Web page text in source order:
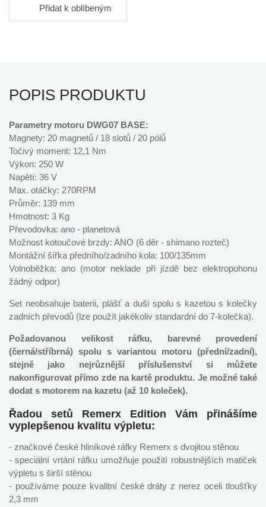
Přidat k oblíbeným
POPIS PRODUKTU
Parametry motoru DWG07 BASE:
Magnety: 20 magnetů / 18 slotů / 20 pólů
Točivý moment: 12,1 Nm
Výkon: 250 W
Napětí: 36 V
Max. otáčky: 270RPM
Průměr: 139 mm
Hmotnost: 3 Kg
Převodovka: ano - planetová
Možnost kotoučové brzdy: ANO (6 děr - shimano rozteč)
Montážní šířka předního/zadního kola: 100/135mm
Volnoběžka: ano (motor neklade při jízdě bez elektropohonu
žádný odpor)
Set neobsahuje baterii, plášť a duši spolu s kazetou s kolečky
zadních převodů (lze použít jakékoliv standardní do 7-kolečka).
Požadovanou velikost ráfku, barevné provedení
(černá/stříbrná) spolu s variantou motoru (přední/zadní),
stejně jako nejrůznější příslušenství si můžete
nakonfigurovat přímo zde na kartě produktu. Je možné také
dodat s motorem na kazetu (až 10 koleček).
Řadou setů Remerx Edition Vám přinášíme
vyplepšenou kvalitu výpletu:
- značkové české hliníkové ráfky Remerx s dvojitou stěnou
- speciální vrtání ráfku umožňuje použití robustnějších matiček
výpletu s širší stěnou
- používáme pouze kvalitní české dráty z nerez oceli tloušťky
2,3 mm